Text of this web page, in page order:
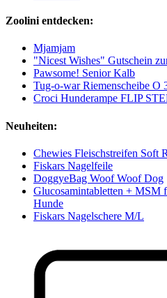
Zoolini entdecken:
Mjamjam
"Nicest Wishes" Gutschein
Pawsome! Senior Kalb
Tug-o-war Riemenscheibe O
Croci Hunderampe FLIP
Neuheiten:
Chewies Fleischstreifen Soft
Fiskars Nagelfeile
DoggyeBag Woof Woof Dog
Glucosamintabletten + MSM
Hunde
Fiskars Nagelschere M/L